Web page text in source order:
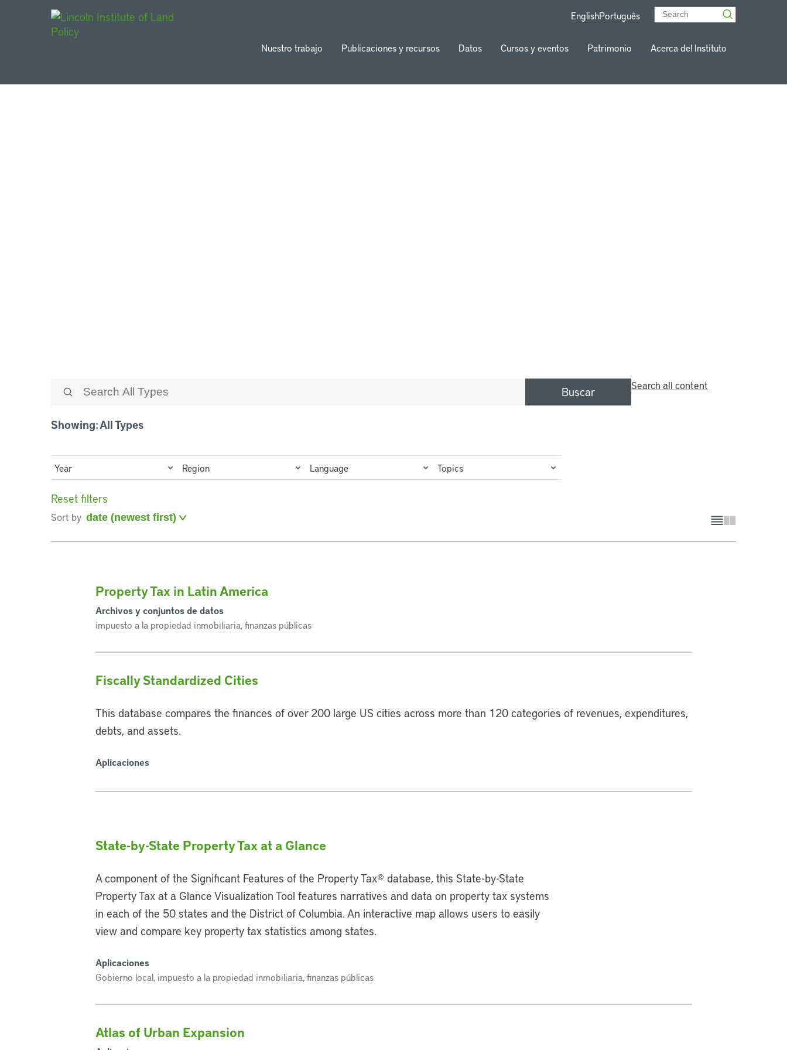
EnglishPortuguês
Nuestro trabajo Publicaciones y recursos Datos Cursos y eventos Patrimonio Acerca del Instituto
Buscar Search all content
Showing: All Types
Year Region Language Topics
Reset filters
Sort by
Property Tax in Latin America
Archivos y conjuntos de datos
impuesto a la propiedad inmobiliaria, finanzas públicas
Fiscally Standardized Cities
This database compares the finances of over 200 large US cities across more than 120 categories of revenues, expenditures,
debts, and assets.
Aplicaciones
State-by-State Property Tax at a Glance
A component of the Significant Features of the Property Tax® database, this State-by-State
Property Tax at a Glance Visualization Tool features narratives and data on property tax systems
in each of the 50 states and the District of Columbia. An interactive map allows users to easily
view and compare key property tax statistics among states.
Aplicaciones
Gobierno local, impuesto a la propiedad inmobiliaria, finanzas públicas
Atlas of Urban Expansion